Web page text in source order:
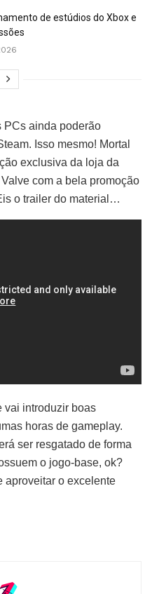
de estúdios do Xbox e
PCs ainda poderão
Isso mesmo! Mortal
exclusiva da loja da
com a bela promoção
o trailer do material…
vai introduzir boas
horas de gameplay.
ser resgatado de forma
o jogo-base, ok?
aproveitar o excelente